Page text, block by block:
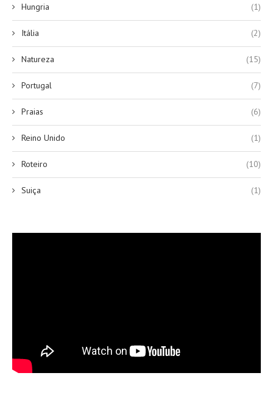
Hungria (1)
Itália (2)
Natureza (15)
Portugal (7)
Praias (6)
Reino Unido (1)
Roteiro (10)
Suiça (1)